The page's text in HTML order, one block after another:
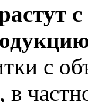
с